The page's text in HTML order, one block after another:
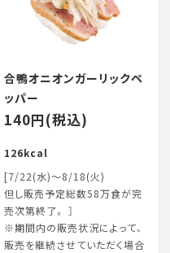
合鴨オニオンガーリックペ
ッパー
140円(税込)
126kcal
[7/22(水)～8/18(火)
但し販売予定総数58万食が完
売次第終了。 ］
※期間内の販売状況によって、
販売を継続させていただく場合